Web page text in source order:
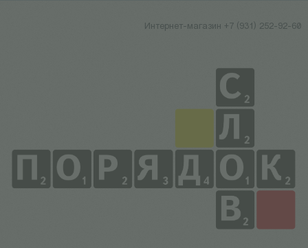
Интернет-магазин +7 (931) 252-92-60